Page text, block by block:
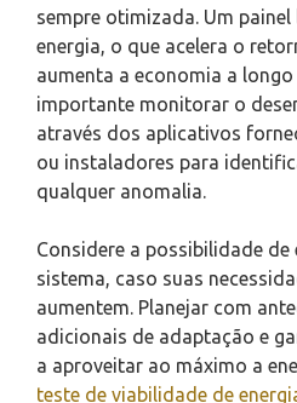
sempre otimizada. Um
energia, o que acelera o
aumenta a economia a
importante monitorar o
através dos aplicativos
ou instaladores para
qualquer anomalia.
Considere a possibilidade
sistema, caso suas
aumentem. Planejar com
adicionais de adaptação e
a aproveitar ao máximo a
teste de viabilidade de